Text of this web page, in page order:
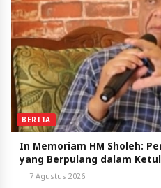
BERITA
In Memoriam HM Sholeh:
yang Berpulang dalam
7 Agustus 2026